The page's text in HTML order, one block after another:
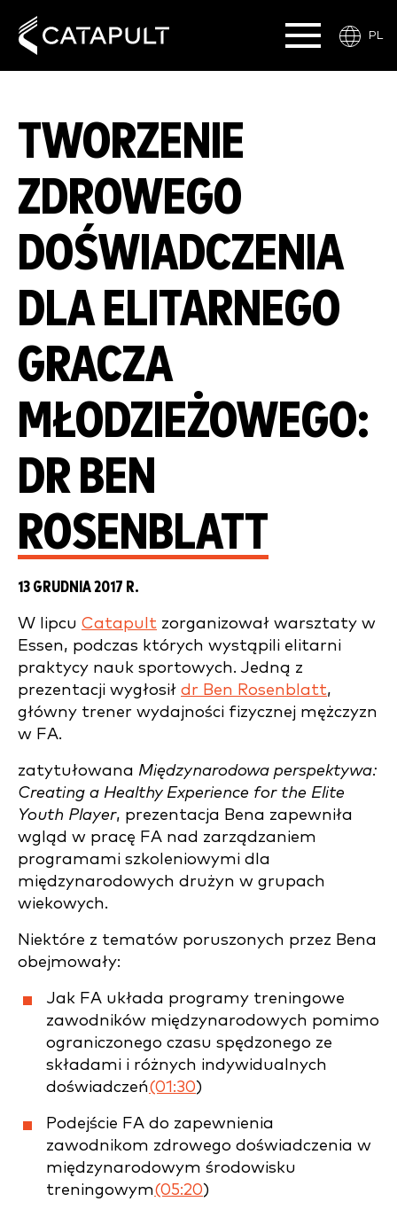
PL
TWORZENIE
ZDROWEGO
DOŚWIADCZENIA
DLA ELITARNEGO
GRACZA
MŁODZIEŻOWEGO:
DR BEN
ROSENBLATT
13 GRUDNIA 2017 R.
W lipcu Catapult zorganizował warsztaty w
Essen, podczas których wystąpili elitarni
praktycy nauk sportowych. Jedną z
prezentacji wygłosił dr Ben Rosenblatt,
główny trener wydajności fizycznej mężczyzn
w FA.
zatytułowana Międzynarodowa perspektywa:
Creating a Healthy Experience for the Elite
Youth Player, prezentacja Bena zapewniła
wgląd w pracę FA nad zarządzaniem
programami szkoleniowymi dla
międzynarodowych drużyn w grupach
wiekowych.
Niektóre z tematów poruszonych przez Bena
obejmowały:
Jak FA układa programy treningowe
zawodników międzynarodowych pomimo
ograniczonego czasu spędzonego ze
składami i różnych indywidualnych
doświadczeń(01:30)
Podejście FA do zapewnienia
zawodnikom zdrowego doświadczenia w
międzynarodowym środowisku
treningowym(05:20)